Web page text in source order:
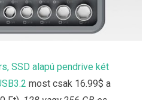
SSD alapú pendrive két
most csak 16.99$ a